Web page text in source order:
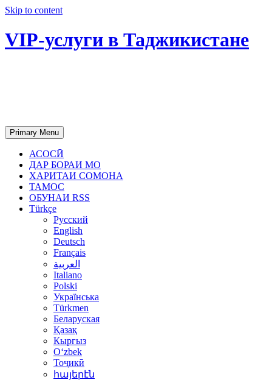
Skip to content
VIP-услуги в Таджикистане
Primary Menu
АСОСӢ
ДАР БОРАИ МО
ХАРИТАИ СОМОНА
ТАМОС
ОБУНАИ RSS
Türkçe
Русский
English
Deutsch
Français
العربية
Italiano
Polski
Українська
Türkmen
Беларуская
Қазақ
Кыргыз
Oʻzbek
Тоҷикӣ
հայերէն